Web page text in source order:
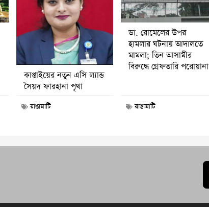
কাপ্তাইয়ের নতুন এসি ল্যান্ড
সৈয়দ ফারহানা পৃথা
রাঙামাটি
ডা. রোমেলের উপর
হামলার ঘটনায় আদালতে
মামলা; তিন আসামীর
বিরুদ্ধে গ্রেফতারি পরোয়ানা
রাঙামাটি